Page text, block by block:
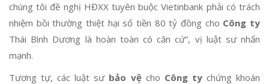
chúng tôi đề nghị HĐXX tuyên buộc Vietinbank phải có trách
nhiệm bồi thường thiệt hại số tiền 80 tỷ đồng cho Công ty
Thái Bình Dương là hoàn toàn có căn cứ”, vị luật sư nhấn
mạnh.
Tương tự, các luật sư bảo vệcho Công tychứng khoán